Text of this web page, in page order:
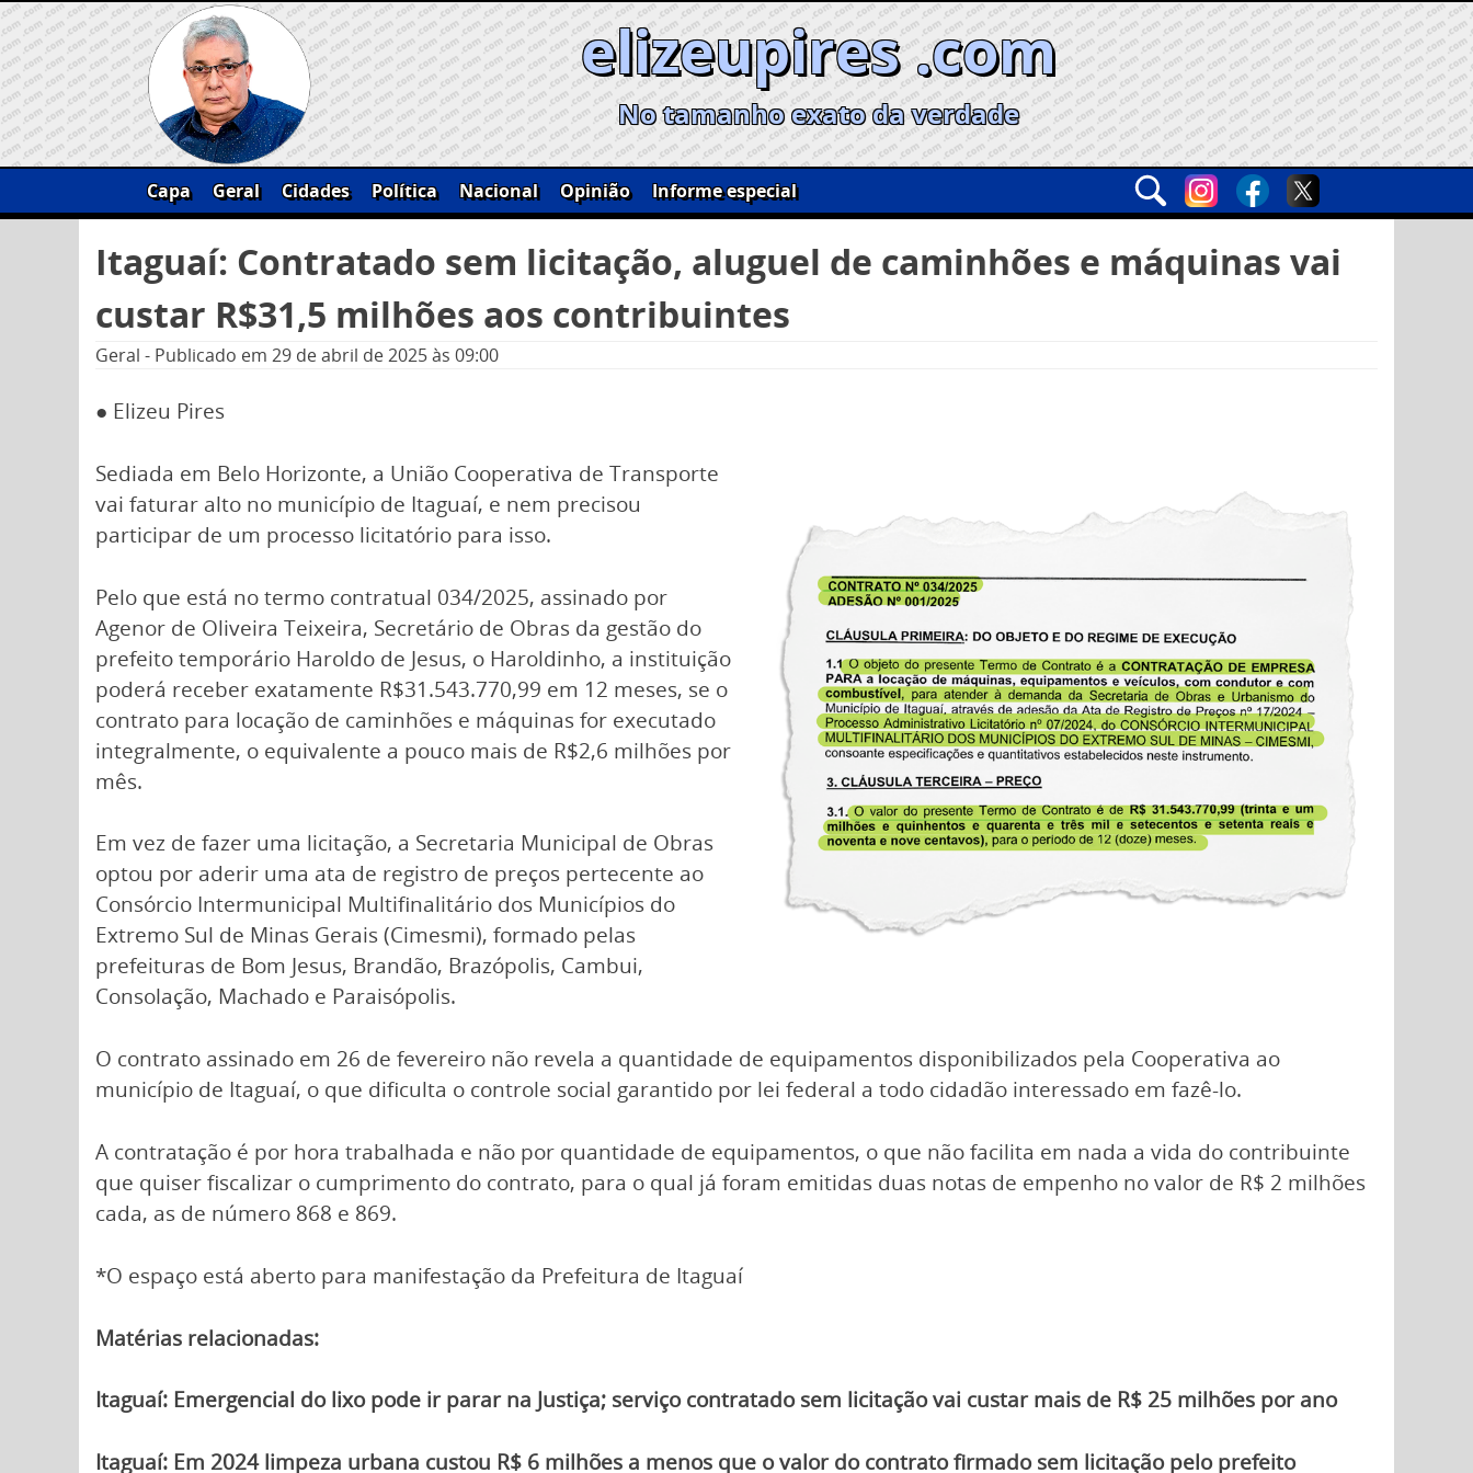
Skip
to
content
elizeupires .com
No tamanho exato da verdade
Capa Geral Cidades Política Nacional Opinião
Informe especial
por:
Itaguaí: Contratado sem licitação, aluguel de caminhões e máquinas vai
custar R$31,5 milhões aos contribuintes
Geral - Publicado em 29 de abril de 2025às 09:00
● Elizeu Pires
Sediada em Belo Horizonte, a União Cooperativa de Transporte
vai faturar alto no município de Itaguaí, e nem precisou
participar de um processo licitatório para isso.
Pelo que está no termo contratual 034/2025, assinado por
Agenor de Oliveira Teixeira, Secretário de Obras da gestão do
prefeito temporário Haroldo de Jesus, o Haroldinho, a instituição
poderá receber exatamente R$31.543.770,99 em 12 meses, se o
contrato para locação de caminhões e máquinas for executado
integralmente, o equivalente a pouco mais de R$2,6 milhões por
mês.
Em vez de fazer uma licitação, a Secretaria Municipal de Obras
optou por aderir uma ata de registro de preços pertecente ao
Consórcio Intermunicipal Multifinalitário dos Municípios do
Extremo Sul de Minas Gerais (Cimesmi), formado pelas
prefeituras de Bom Jesus, Brandão, Brazópolis, Cambui,
Consolação, Machado e Paraisópolis.
O contrato assinado em 26 de fevereiro não revela a quantidade de equipamentos disponibilizados pela Cooperativa ao
município de Itaguaí, o que dificulta o controle social garantido por lei federal a todo cidadão interessado em fazê-lo.
A contratação é por hora trabalhada e não por quantidade de equipamentos, o que não facilita em nada a vida do contribuinte
que quiser fiscalizar o cumprimento do contrato, para o qual já foram emitidas duas notas de empenho no valor de R$ 2 milhões
cada, as de número 868 e 869.
*O espaço está aberto para manifestação da Prefeitura de Itaguaí
Matérias relacionadas:
Itaguaí: Emergencial do lixo pode ir parar na Justiça; serviço contratado sem licitação vai custar mais de R$ 25 milhões por ano
Itaguaí: Em 2024 limpeza urbana custou R$ 6 milhões a menos que o valor do contrato firmado sem licitação pelo prefeito